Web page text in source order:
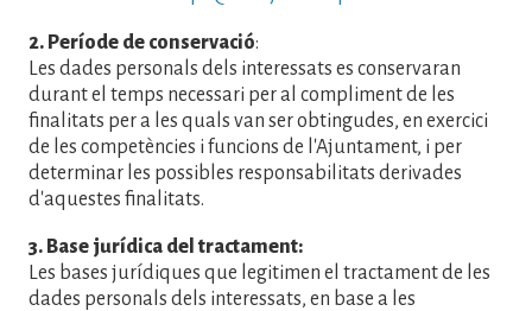
2. Període de conservació:
Les dades personals dels interessats es conservaran
durant el temps necessari per al compliment de les
finalitats per a les quals van ser obtingudes, en exercici
de les competències i funcions de l'Ajuntament, i per
determinar les possibles responsabilitats derivades
d'aquestes finalitats.
3. Base jurídica del tractament:
Les bases jurídiques que legitimen el tractament de les
dades personals dels interessats, en base a les